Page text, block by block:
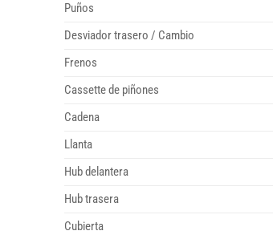
Puños
Desviador trasero / Cambio
Frenos
Cassette de piñones
Cadena
Llanta
Hub delantera
Hub trasera
Cubierta